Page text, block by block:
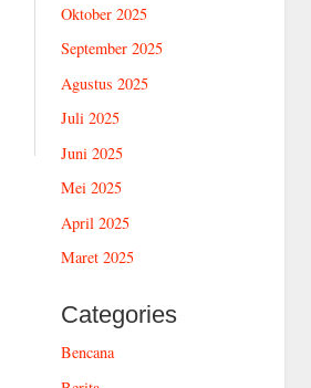
Oktober 2025
September 2025
Agustus 2025
Juli 2025
Juni 2025
Mei 2025
April 2025
Maret 2025
Categories
Bencana